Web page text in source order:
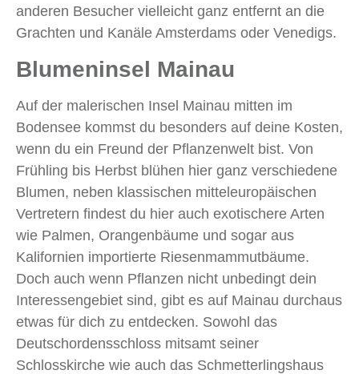
anderen Besucher vielleicht ganz entfernt an die
Grachten und Kanäle Amsterdams oder Venedigs.
Blumeninsel Mainau
Auf der malerischen Insel Mainau mitten im
Bodensee kommst du besonders auf deine Kosten,
wenn du ein Freund der Pflanzenwelt bist. Von
Frühling bis Herbst blühen hier ganz verschiedene
Blumen, neben klassischen mitteleuropäischen
Vertretern findest du hier auch exotischere Arten
wie Palmen, Orangenbäume und sogar aus
Kalifornien importierte Riesenmammutbäume.
Doch auch wenn Pflanzen nicht unbedingt dein
Interessengebiet sind, gibt es auf Mainau durchaus
etwas für dich zu entdecken. Sowohl das
Deutschordensschloss mitsamt seiner
Schlosskirche wie auch das Schmetterlingshaus